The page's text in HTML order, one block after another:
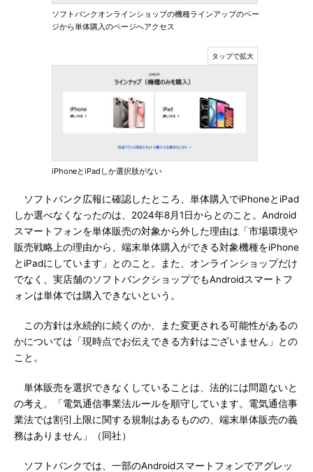
ソフトバンクオンラインショップの機種ラインアップのペー
ジから単体購入のページへアクセス
iPhoneとiPadしか選択肢がない
ソフトバンク広報に確認したところ、単体購入でiPhoneとiPad
しか選べなくなったのは、2024年8月1日からとのこと。Android
スマートフォンを単体販売の対象から外した理由は「市場環境や
販売戦略上の理由から、端末単体購入ができる対象機種をiPhone
とiPadにしています」とのこと。また、オンラインショップだけ
でなく、実店舗のソフトバンクショップでもAndroidスマートフ
ォンは単体では購入できないという。
この方針は永続的に続くのか、また変更される可能性があるの
かについては「現時点でお伝えできる方針はございません」との
こと。
単体販売を選択できなくしていることは、法的には問題ないと
の考え。「電気通信事業法ルールを順守しています。電気通信事
業法では割引上限に関する規制はあるものの、端末単体販売の義
務はありません」（同社）
ソフトバンクでは、一部のAndroidスマートフォンでアグレッ